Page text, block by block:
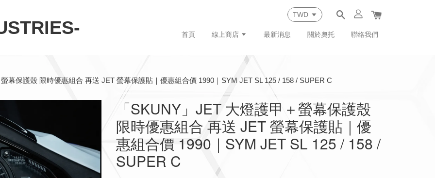
首頁 線上商店 最新消息 關於奧托 聯絡我們
幕保護殼 限時優惠組合 再送 JET 螢幕保護貼｜優惠組合價 1990｜SYM JET SL 125 / 158 / SUPER C
「SKUNY」JET 大燈護甲＋螢幕保護殼
限時優惠組合 再送 JET 螢幕保護貼｜優
惠組合價 1990｜SYM JET SL 125 / 158 /
SUPER C